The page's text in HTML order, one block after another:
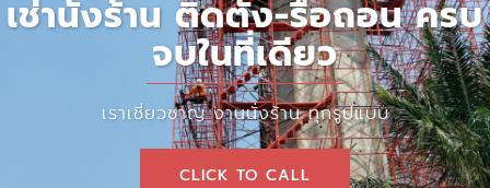
เช่านั่งร้าน ติดตั้ง-รื้อถอน ครบ
จบในที่เดียว
เราเชี่ยวชาญ งานนั่งร้าน ทุกรูปแบบ
CLICK TO CALL